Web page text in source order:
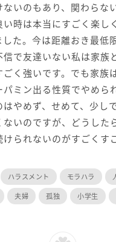
いのもあり、関わらな
い時は本当にすごく楽し
た。今は距離おき最低
で友達いない私は家族
く強いです。でも家族
ミン出る性質でやめら
やめず、せめて、少し
いのですが、どうした
られないのがすごくす
ハラスメント モラハラ
夫婦 孤独 小学生